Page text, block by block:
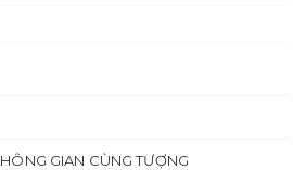
GIAN CÙNG TƯỢNG